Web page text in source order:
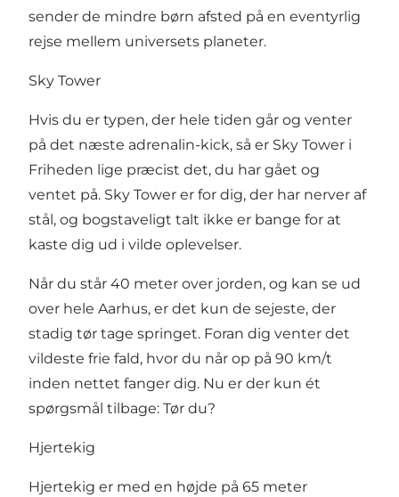
sender de mindre børn afsted på en eventyrlig
rejse mellem universets planeter.
Sky Tower
Hvis du er typen, der hele tiden går og venter
på det næste adrenalin-kick, så er Sky Tower i
Friheden lige præcist det, du har gået og
ventet på. Sky Tower er for dig, der har nerver af
stål, og bogstaveligt talt ikke er bange for at
kaste dig ud i vilde oplevelser.
Når du står 40 meter over jorden, og kan se ud
over hele Aarhus, er det kun de sejeste, der
stadig tør tage springet. Foran dig venter det
vildeste frie fald, hvor du når op på 90 km/t
inden nettet fanger dig. Nu er der kun ét
spørgsmål tilbage: Tør du?
Hjertekig
Hjertekig er med en højde på 65 meter